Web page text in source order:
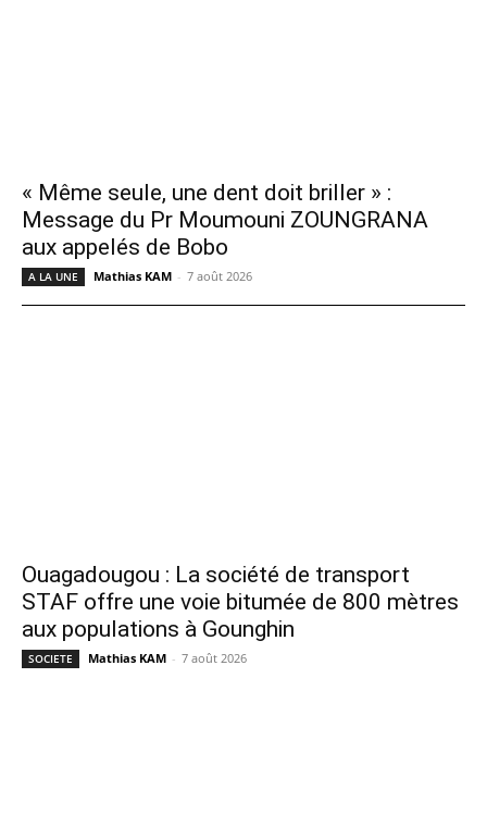
« Même seule, une dent doit briller » :
Message du Pr Moumouni ZOUNGRANA
aux appelés de Bobo
A LA UNE Mathias KAM - 7 août 2026
Ouagadougou : La société de transport
STAF offre une voie bitumée de 800 mètres
aux populations à Gounghin
SOCIETE Mathias KAM - 7 août 2026